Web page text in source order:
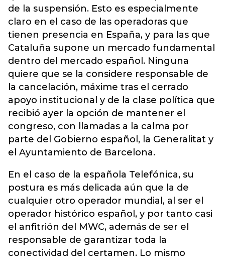
de la suspensión. Esto es especialmente
claro en el caso de las operadoras que
tienen presencia en España, y para las que
Cataluña supone un mercado fundamental
dentro del mercado español. Ninguna
quiere que se la considere responsable de
la cancelación, máxime tras el cerrado
apoyo institucional y de la clase política que
recibió ayer la opción de mantener el
congreso, con llamadas a la calma por
parte del Gobierno español, la Generalitat y
el Ayuntamiento de Barcelona.
En el caso de la española Telefónica, su
postura es más delicada aún que la de
cualquier otro operador mundial, al ser el
operador histórico español, y por tanto casi
el anfitrión del MWC, además de ser el
responsable de garantizar toda la
conectividad del certamen. Lo mismo